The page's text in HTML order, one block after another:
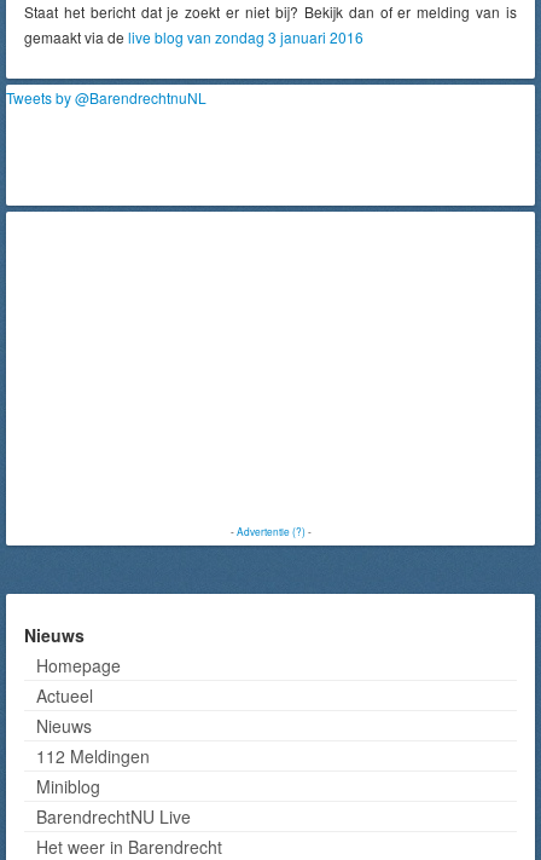
Staat het bericht dat je zoekt er niet bij? Bekijk dan of er melding van is
gemaakt via de live blog van zondag 3 januari 2016
Tweets by @BarendrechtnuNL
-Advertentie (?)-
Nieuws
Homepage
Actueel
Nieuws
112 Meldingen
Miniblog
BarendrechtNU Live
Het weer in Barendrecht